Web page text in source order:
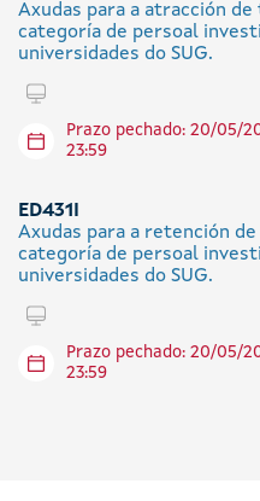
Axudas para a atracción
categoría de persoal
universidades do SUG.
Tramitar en liña
Prazo pechado: 20/05/
23:59
ED431I
Axudas para a retención
categoría de persoal
universidades do SUG.
Tramitar en liña
Prazo pechado: 20/05/
23:59